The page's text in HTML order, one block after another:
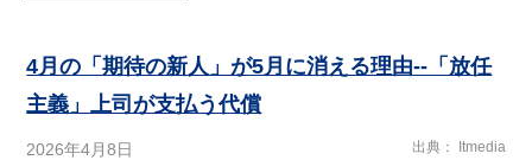
4月の「期待の新人」が5月に消える理由--「放任
主義」上司が支払う代償
2026年4月8日 出典 Itmedia